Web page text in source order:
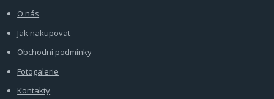
O nás
Jak nakupovat
Obchodní podmínky
Fotogalerie
Kontakty